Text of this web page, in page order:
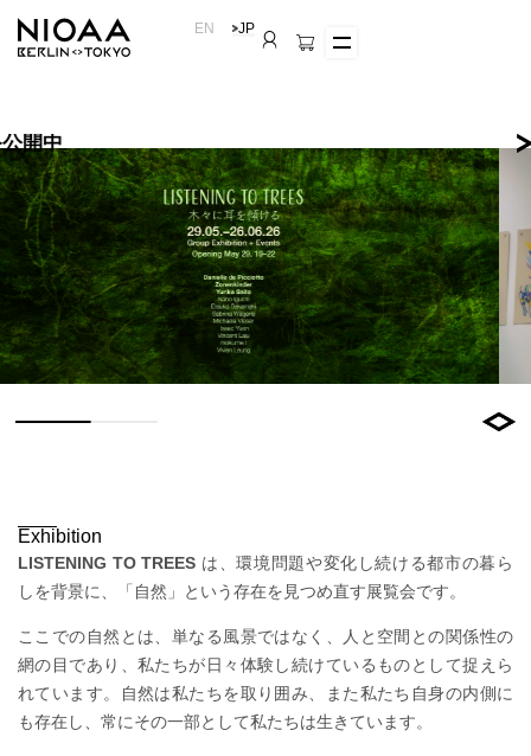
EN JP
NIOAA
Exhibition
LISTENING TO TREES は、環境問題や変化し続ける都市の暮ら
しを背景に、「自然」という存在を見つめ直す展覧会です。
ここでの自然とは、単なる風景ではなく、人と空間との関係性の
網の目であり、私たちが日々体験し続けているものとして捉えら
れています。自然は私たちを取り囲み、また私たち自身の内側に
も存在し、常にその一部として私たちは生きています。